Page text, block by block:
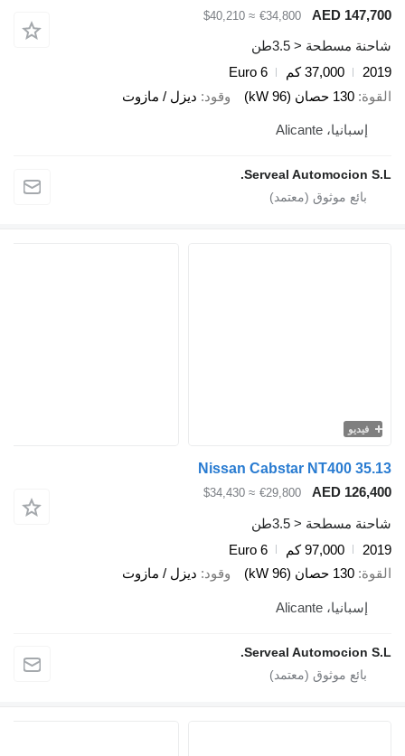
AED
€34,800
≈ $40,210
مسطحة < 3.5طن
37,000 كم
Euro 6
130 حصان (96 kW) وقود ديزل / مازوت
إسبانيا، Alicante
Serveal Automocion
فيديو
Nissan Cabstar NT400
AED
€29,800
≈ $34,430
مسطحة < 3.5طن
97,000 كم
Euro 6
130 حصان (96 kW) وقود ديزل / مازوت
إسبانيا، Alicante
Serveal Automocion